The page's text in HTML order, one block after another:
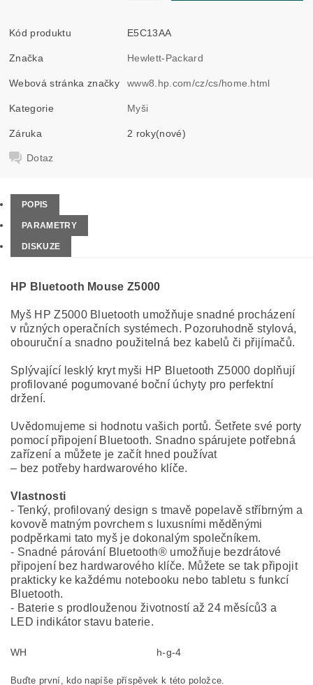
Kód produktu E5C13AA
Značka Hewlett-Packard
Webová stránka značky www8.hp.com/cz/cs/home.html
Kategorie Myši
Záruka 2 roky(nové)
Dotaz
POPIS
PARAMETRY
DISKUZE
HP Bluetooth Mouse Z5000
Myš HP Z5000 Bluetooth umožňuje snadné procházení
v různých operačních systémech. Pozoruhodně stylová,
obouruční a snadno použitelná bez kabelů či přijímačů.
Splývající lesklý kryt myši HP Bluetooth Z5000 doplňují
profilované pogumované boční úchyty pro perfektní
držení.
Uvědomujeme si hodnotu vašich portů. Šetřete své porty
pomocí připojení Bluetooth. Snadno spárujete potřebná
zařízení a můžete je začít hned používat
– bez potřeby hardwarového klíče.
Vlastnosti
- Tenký, profilovaný design s tmavě popelavě stříbrným a
kovově matným povrchem s luxusními měděnými
podpěrkami tato myš je dokonalým společníkem.
- Snadné párování Bluetooth® umožňuje bezdrátové
připojení bez hardwarového klíče. Můžete se tak připojit
prakticky ke každému notebooku nebo tabletu s funkcí
Bluetooth.
- Baterie s prodlouženou životností až 24 měsíců3 a
LED indikátor stavu baterie.
WH h-g-4
Buďte první, kdo napíše příspěvek k této položce.